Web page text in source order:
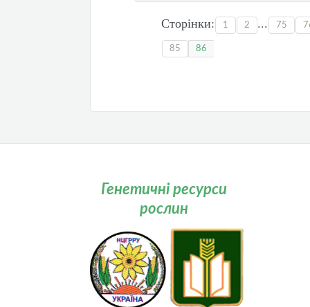
Сторінки: 1 2 ... 75
85 86
Генетичні ресурси
рослин